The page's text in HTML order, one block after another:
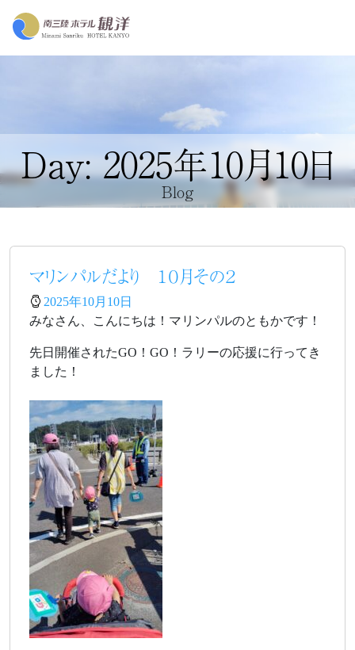
Day: 2025年10月10日
Blog
マリンパルだより １０月その２
2025年10月10日
みなさん、こんにちは！マリンパルのともかです！
先日開催されたGO！GO！ラリーの応援に行ってき
ました！